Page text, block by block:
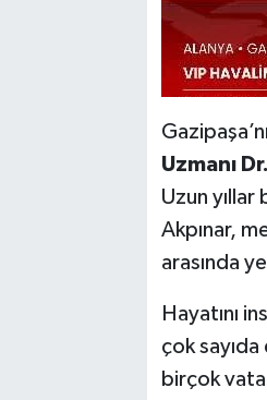
Uzmanı
Uzun
Akpınar,
arasında
Hayatını
çok sayıda
birçok